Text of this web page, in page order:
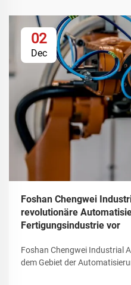
02
Dec
Foshan Chengwei
revolutionäre
Fertigungsindustrie vor
Foshan Chengwei Industrial
dem Gebiet der